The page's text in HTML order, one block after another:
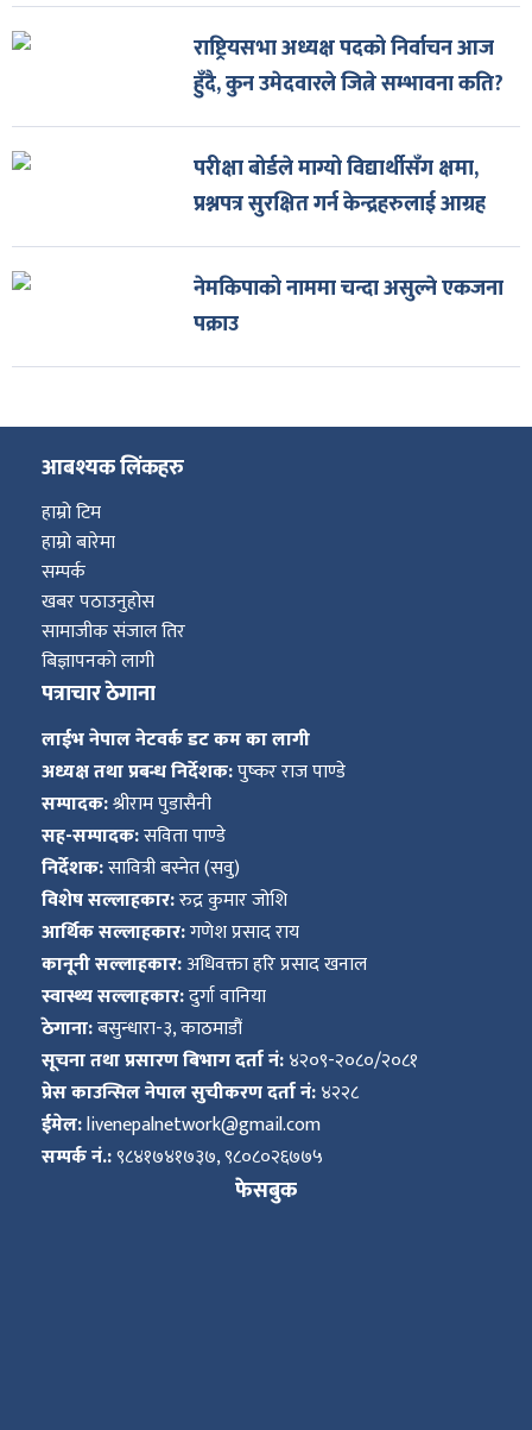
राष्ट्रियसभा अध्यक्ष पदको निर्वाचन आज
हुँदै, कुन उमेदवारले जित्ने सम्भावना कति?
परीक्षा बोर्डले माग्यो विद्यार्थीसँग क्षमा,
प्रश्नपत्र सुरक्षित गर्न केन्द्रहरुलाई आग्रह
नेमकिपाको नाममा चन्दा असुल्ने एकजना
पक्राउ
आबश्यक लिंकहरु
हाम्रो टिम
हाम्रो बारेमा
सम्पर्क
खबर पठाउनुहोस
सामाजीक संजाल तिर
बिज्ञापनको लागी
पत्राचार ठेगाना
लाईभ नेपाल नेटवर्क डट कम का लागी
अध्यक्ष तथा प्रबन्ध निर्देशक:पुष्कर राज पाण्डे
सम्पादक:श्रीराम पुडासैनी
सह-सम्पादक:सविता पाण्डे
निर्देशक:सावित्री बस्नेत (सवु)
विशेष सल्लाहकार:रुद्र कुमार जोशि
आर्थिक सल्लाहकार:गणेश प्रसाद राय
कानूनी सल्लाहकार:अधिवक्ता हरि प्रसाद खनाल
स्वास्थ्य सल्लाहकार:दुर्गा वानिया
ठेगाना:बसुन्धारा-३, काठमाडौं
सूचना तथा प्रसारण बिभाग दर्ता नं:४२०९-२०८०/२०८१
प्रेस काउन्सिल नेपाल सुचीकरण दर्ता नं:४२२८
ईमेल:livenepalnetwork@gmail.com
सम्पर्क नं.:९८४१७४१७३७, ९८०८०२६७७५
फेसबुक